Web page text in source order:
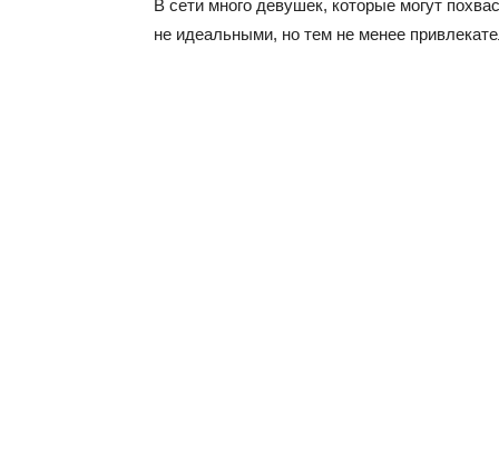
В сети много девушек, которые могут
не идеальными, но тем не менее